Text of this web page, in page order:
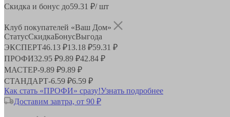
Скидка и бонус до59.31 ₽/ шт
Клуб покупателей «Ваш Дом»
СтатусСкидкаБонусВыгода
ЭКСПЕРТ46.13 ₽13.18 ₽59.31 ₽
ПРОФИ32.95 ₽9.89 ₽42.84 ₽
МАСТЕР-9.89 ₽9.89 ₽
СТАНДАРТ-6.59 ₽6.59 ₽
Как стать «ПРОФИ» сразу!Узнать подробнее
Доставим завтра, от 90 ₽